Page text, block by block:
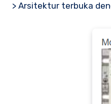
> Arsitektur terbuka